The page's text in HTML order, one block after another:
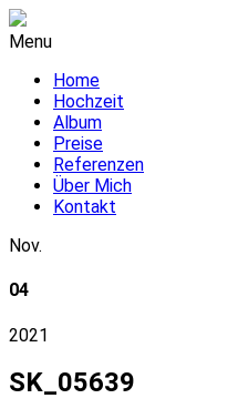
Menu
Home
Hochzeit
Album
Preise
Referenzen
Über Mich
Kontakt
Nov.
04
2021
SK_05639